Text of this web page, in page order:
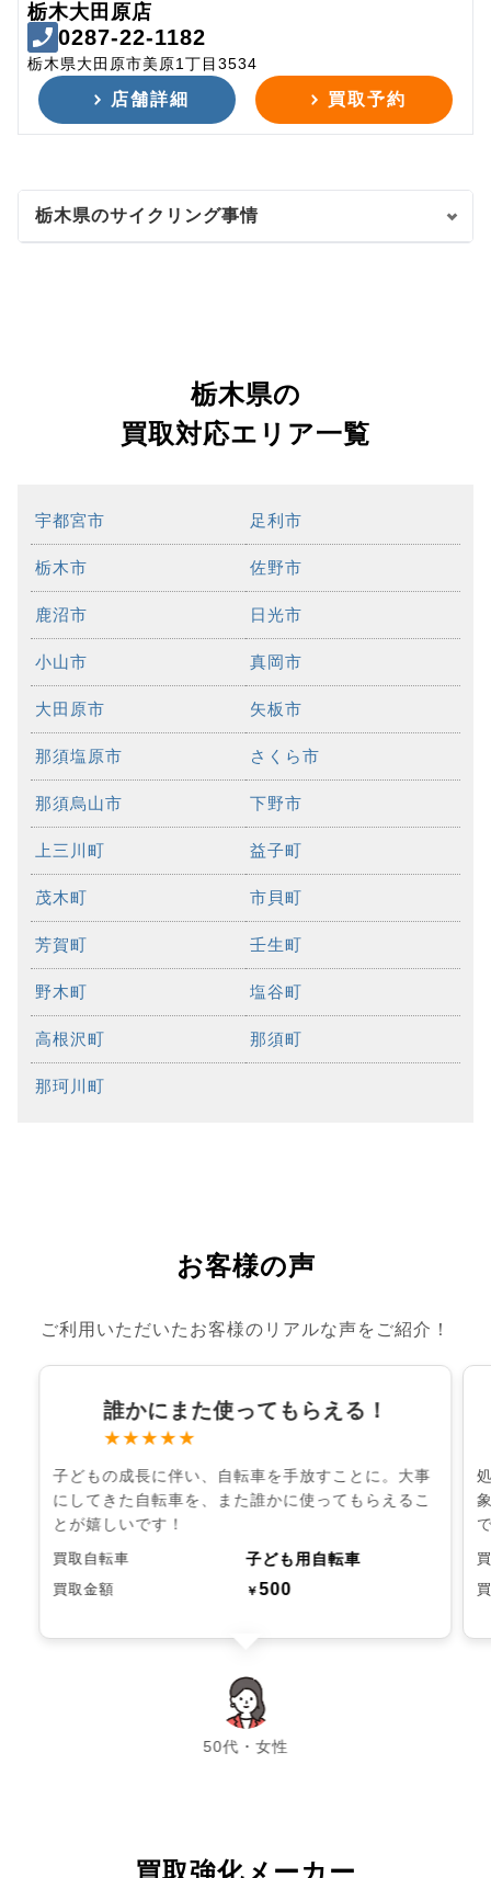
栃木大田原店
0287-22-1182
栃木県大田原市美原1丁目3534
店舗詳細 買取予約
栃木県のサイクリング事情
栃木県の
買取対応エリア一覧
宇都宮市 足利市
栃木市 佐野市
鹿沼市 日光市
小山市 真岡市
大田原市 矢板市
那須塩原市 さくら市
那須烏山市 下野市
上三川町 益子町
茂木町 市貝町
芳賀町 壬生町
野木町 塩谷町
高根沢町 那須町
那珂川町
お客様の声
ご利用いただいたお客様のリアルな声をご紹介！
誰かにまた使ってもらえる！
★★★★★
子どもの成長に伴い、自転車を手放すことに。大事
にしてきた自転車を、また誰かに使ってもらえるこ
とが嬉しいです！
買取自転車 子ども用自転車
買取金額 ￥500
50代・女性
chevron_left chevron_right
買取強化メーカー